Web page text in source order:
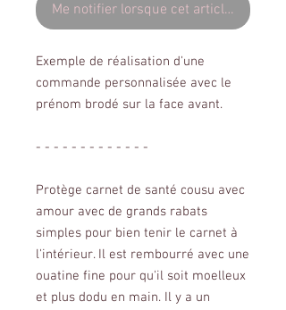
Me notifier lorsque cet article est
Exemple de réalisation d'une
commande personnalisée avec le
prénom brodé sur la face avant.
- - - - - - - - - - - - -
Protège carnet de santé cousu avec
amour avec de grands rabats
simples pour bien tenir le carnet à
l'intérieur. Il est rembourré avec une
ouatine fine pour qu'il soit moelleux
et plus dodu en main. Il y a un